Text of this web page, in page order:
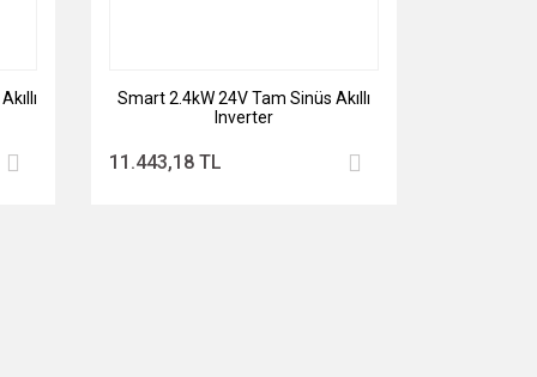
Smart 2.4kW 24V Tam Sinüs Akıllı
Inverter
11.443,18 TL